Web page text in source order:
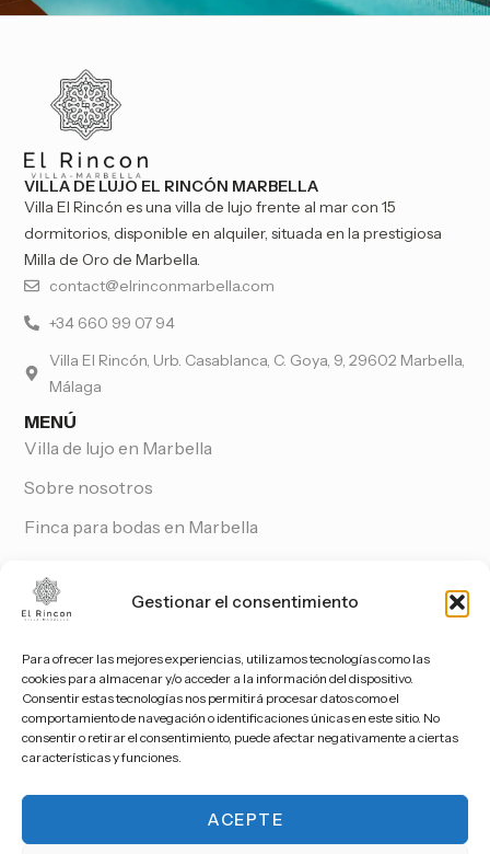
Gestionar el consentimiento
Para ofrecer las mejores experiencias, utilizamos tecnologías como las
cookies para almacenar y/o acceder a la información del dispositivo.
Consentir estas tecnologías nos permitirá procesar datos como el
comportamiento de navegación o identificaciones únicas en este sitio. No
consentir o retirar el consentimiento, puede afectar negativamente a ciertas
características y funciones.
ACEPTE
VILLA DE LUJO EL RINCÓN MARBELLA
Villa El Rincón es una villa de lujo frente al mar con 15
dormitorios, disponible en alquiler, situada en la prestigiosa
Milla de Oro de Marbella.
contact@elrinconmarbella.com
+34 660 99 07 94
Villa El Rincón, Urb. Casablanca, C. Goya, 9, 29602 Marbella,
Málaga
MENÚ
Villa de lujo en Marbella
Sobre nosotros
Finca para bodas en Marbella
Blog
Seguir
en
Instagram